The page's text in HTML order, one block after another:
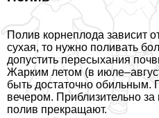
Полив корнеплода зависит
сухая, то нужно поливать
допустить пересыхания
Жарким летом (в
быть достаточно обильным.
вечером. Приблизительно
полив прекращают.